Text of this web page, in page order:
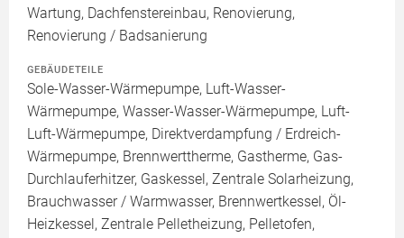
Wartung, Dachfenstereinbau, Renovierung,
Renovierung / Badsanierung
GEBÄUDETEILE
Sole-Wasser-Wärmepumpe, Luft-Wasser-
Wärmepumpe, Wasser-Wasser-Wärmepumpe, Luft-
Luft-Wärmepumpe, Direktverdampfung / Erdreich-
Wärmepumpe, Brennwerttherme, Gastherme, Gas-
Durchlauferhitzer, Gaskessel, Zentrale Solarheizung,
Brauchwasser / Warmwasser, Brennwertkessel, Öl-
Heizkessel, Zentrale Pelletheizung, Pelletofen,